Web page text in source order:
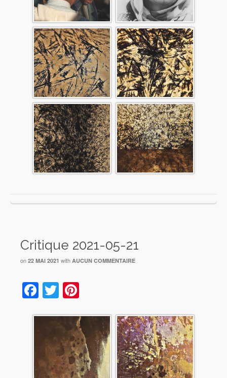
Critique 2021-05-21
on 22 MAI 2021 with AUCUN COMMENTAIRE
Facebook
Twitter